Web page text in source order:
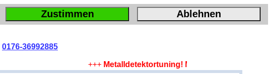
Zustimmen Ablehnen
0176-36992885
Metalldetektortuning! Mehr Tiefe, mehr Fläche,